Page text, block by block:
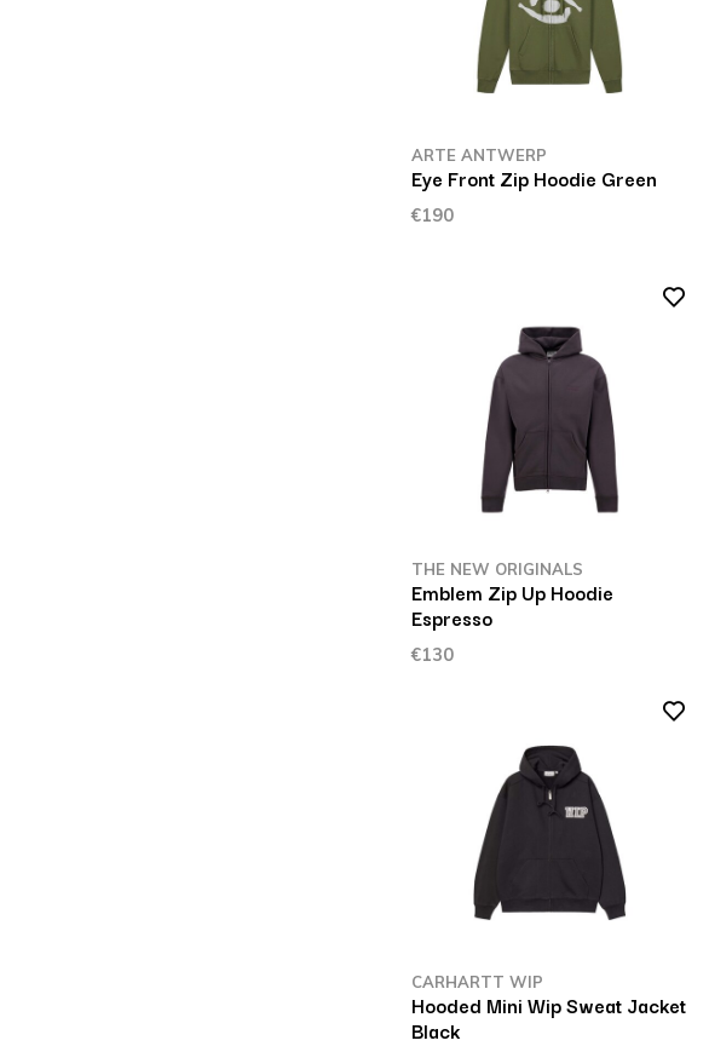
ARTE ANTWERP
Eye Front Zip Hoodie Green
€190
THE NEW ORIGINALS
Emblem Zip Up Hoodie
Espresso
€130
CARHARTT WIP
Hooded Mini Wip Sweat Jacket
Black